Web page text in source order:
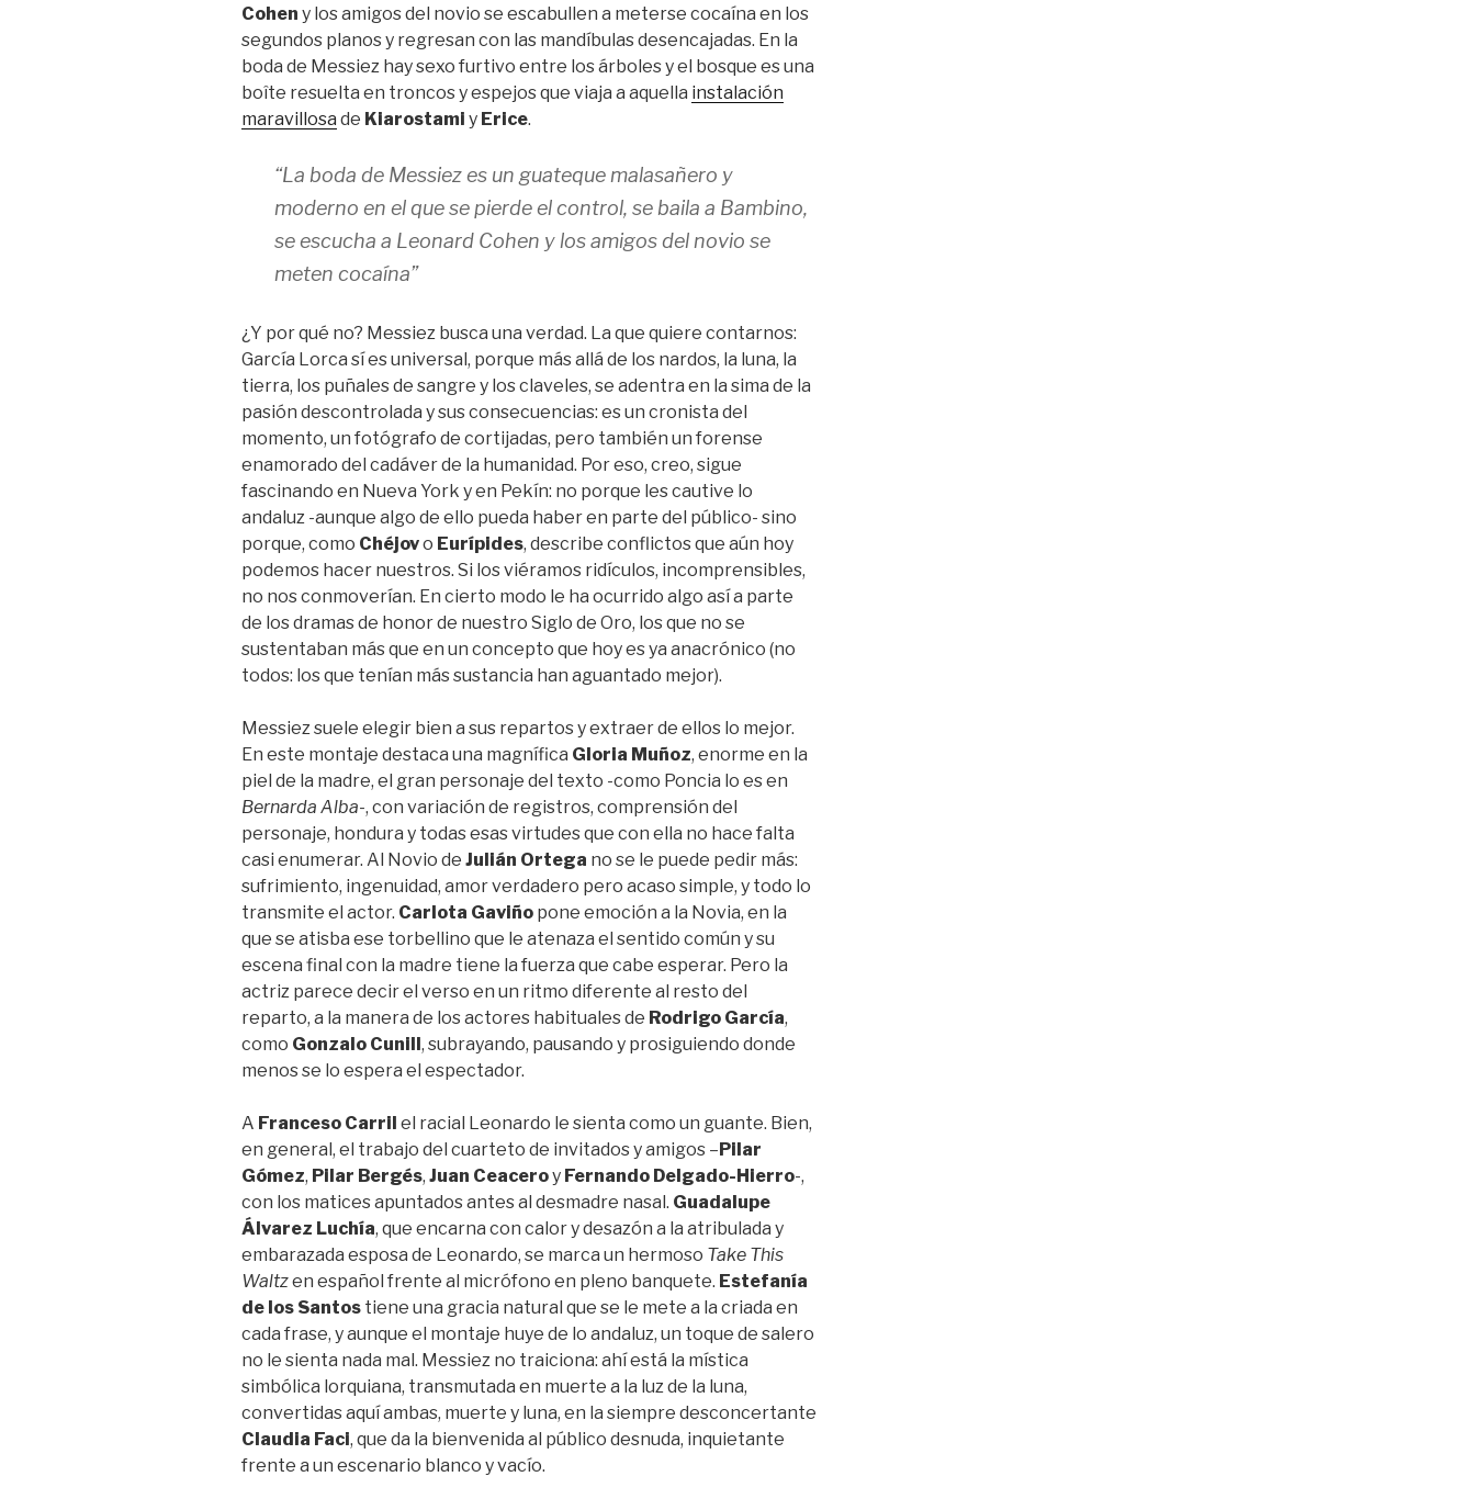
Cohen y los amigos del novio se escabullen a meterse cocaína en los
segundos planos y regresan con las mandíbulas desencajadas. En la
boda de Messiez hay sexo furtivo entre los árboles y el bosque es una
boîte resuelta en troncos y espejos que viaja a aquella instalación
maravillosa de Kiarostami y Erice.
“La boda de Messiez es un guateque malasañero y
moderno en el que se pierde el control, se baila a Bambino,
se escucha a Leonard Cohen y los amigos del novio se
meten cocaína”
¿Y por qué no? Messiez busca una verdad. La que quiere contarnos:
García Lorca sí es universal, porque más allá de los nardos, la luna, la
tierra, los puñales de sangre y los claveles, se adentra en la sima de la
pasión descontrolada y sus consecuencias: es un cronista del
momento, un fotógrafo de cortijadas, pero también un forense
enamorado del cadáver de la humanidad. Por eso, creo, sigue
fascinando en Nueva York y en Pekín: no porque les cautive lo
andaluz -aunque algo de ello pueda haber en parte del público- sino
porque, como Chéjovo Eurípides, describe conflictos que aún hoy
podemos hacer nuestros. Si los viéramos ridículos, incomprensibles,
no nos conmoverían. En cierto modo le ha ocurrido algo así a parte
de los dramas de honor de nuestro Siglo de Oro, los que no se
sustentaban más que en un concepto que hoy es ya anacrónico (no
todos: los que tenían más sustancia han aguantado mejor).
Messiez suele elegir bien a sus repartos y extraer de ellos lo mejor.
En este montaje destaca una magnífica Gloria Muñoz, enorme en la
piel de la madre, el gran personaje del texto -como Poncia lo es en
Bernarda Alba-, con variación de registros, comprensión del
personaje, hondura y todas esas virtudes que con ella no hace falta
casi enumerar. Al Novio de Julián Ortega no se le puede pedir más:
sufrimiento, ingenuidad, amor verdadero pero acaso simple, y todo lo
transmite el actor. Carlota Gaviño pone emoción a la Novia, en la
que se atisba ese torbellino que le atenaza el sentido común y su
escena final con la madre tiene la fuerza que cabe esperar. Pero la
actriz parece decir el verso en un ritmo diferente al resto del
reparto, a la manera de los actores habituales de Rodrigo García,
como Gonzalo Cunill , subrayando, pausando y prosiguiendo donde
menos se lo espera el espectador.
A Franceso Carril el racial Leonardo le sienta como un guante. Bien,
en general, el trabajo del cuarteto de invitados y amigos – Pilar
Gómez, Pilar Bergés, Juan Ceaceroy Fernando Delgado-Hierro-,
con los matices apuntados antes al desmadre nasal. Guadalupe
Álvarez Luchía, que encarna con calor y desazón a la atribulada y
embarazada esposa de Leonardo, se marca un hermoso Take This
Waltzen español frente al micrófono en pleno banquete. Estefanía
de los Santos tiene una gracia natural que se le mete a la criada en
cada frase, y aunque el montaje huye de lo andaluz, un toque de salero
no le sienta nada mal. Messiez no traiciona: ahí está la mística
simbólica lorquiana, transmutada en muerte a la luz de la luna,
convertidas aquí ambas, muerte y luna, en la siempre desconcertante
Claudia Faci, que da la bienvenida al público desnuda, inquietante
frente a un escenario blanco y vacío.